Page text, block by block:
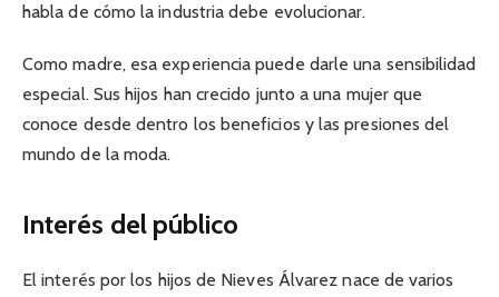
habla de cómo la industria debe evolucionar.
Como madre, esa experiencia puede darle una sensibilidad
especial. Sus hijos han crecido junto a una mujer que
conoce desde dentro los beneficios y las presiones del
mundo de la moda.
Interés del público
El interés por los hijos de Nieves Álvarez nace de varios